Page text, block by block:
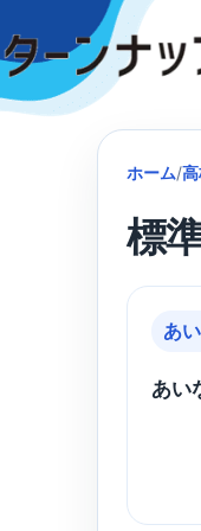
to
content
ホーム/
標
あ
あい